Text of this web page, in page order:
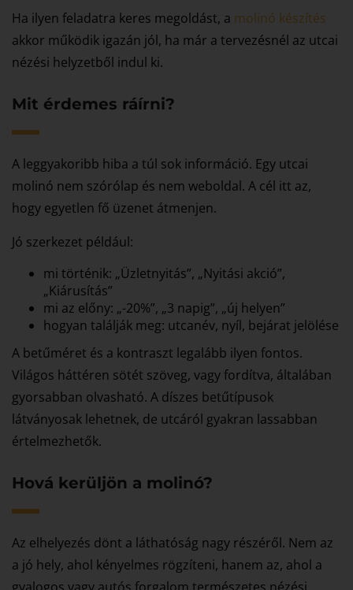
Ha ilyen feladatra keres megoldást, a molinó készítés
akkor működik igazán jól, ha már a tervezésnél az utcai
nézési helyzetből indul ki.
Mit érdemes ráírni?
A leggyakoribb hiba a túl sok információ. Egy utcai
molinó nem szórólap és nem weboldal. A cél itt az,
hogy egyetlen fő üzenet átmenjen.
Jó szerkezet például:
mi történik: „Üzletnyitás”, „Nyitási akció”,
„Kiárusítás”
mi az előny: „-20%”, „3 napig”, „új helyen”
hogyan találják meg: utcanév, nyíl, bejárat jelölése
A betűméret és a kontraszt legalább ilyen fontos.
Világos háttéren sötét szöveg, vagy fordítva, általában
gyorsabban olvasható. A díszes betűtípusok
látványosak lehetnek, de utcáról gyakran lassabban
értelmezhetők.
Hová kerüljön a molinó?
Az elhelyezés dönt a láthatóság nagy részéről. Nem az
a jó hely, ahol kényelmes rögzíteni, hanem az, ahol a